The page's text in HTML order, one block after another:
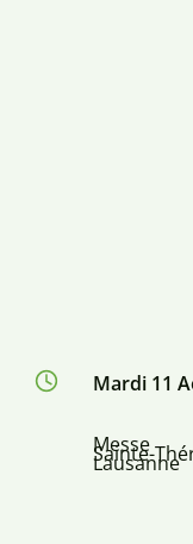
Mardi 11
Messe
Sainte-
Lausanne